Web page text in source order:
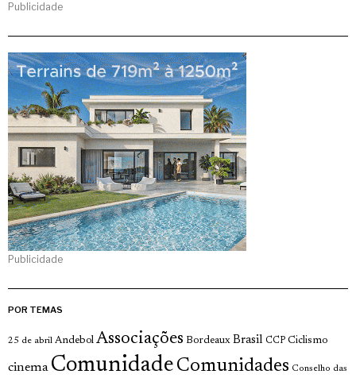
Publicidade
Publicidade
POR TEMAS
25 de abril Andebol Associações Bordeaux Brasil CCP Ciclismo
cinema Comunidade Comunidades Conselho das